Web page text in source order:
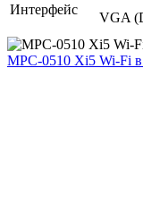
Интерфейс
VGA
MPC-0510 Xi5 Wi-Fi